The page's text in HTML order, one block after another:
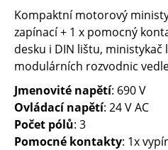
Kompaktní motorový
zapínací + 1 x pomocný
desku i DIN lištu, ministykač
modulárních rozvodnic
Jmenovité napětí: 690 V
Ovládací napětí: 24 V AC
Počet pólů: 3
Pomocné kontakty: 1x